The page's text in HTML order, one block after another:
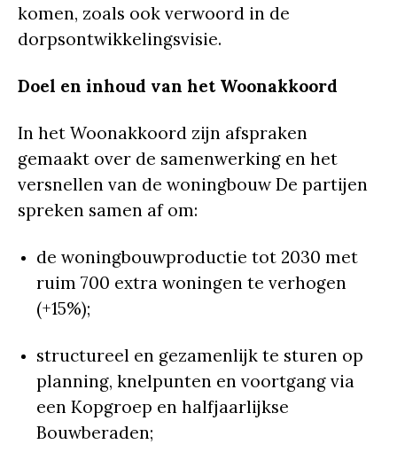
komen, zoals ook verwoord in de
dorpsontwikkelingsvisie.
Doel en inhoud van het Woonakkoord
In het Woonakkoord zijn afspraken
gemaakt over de samenwerking en het
versnellen van de woningbouw De partijen
spreken samen af om:
de woningbouwproductie tot 2030 met
ruim 700 extra woningen te verhogen
(+15%);
structureel en gezamenlijk te sturen op
planning, knelpunten en voortgang via
een Kopgroep en halfjaarlijkse
Bouwberaden;